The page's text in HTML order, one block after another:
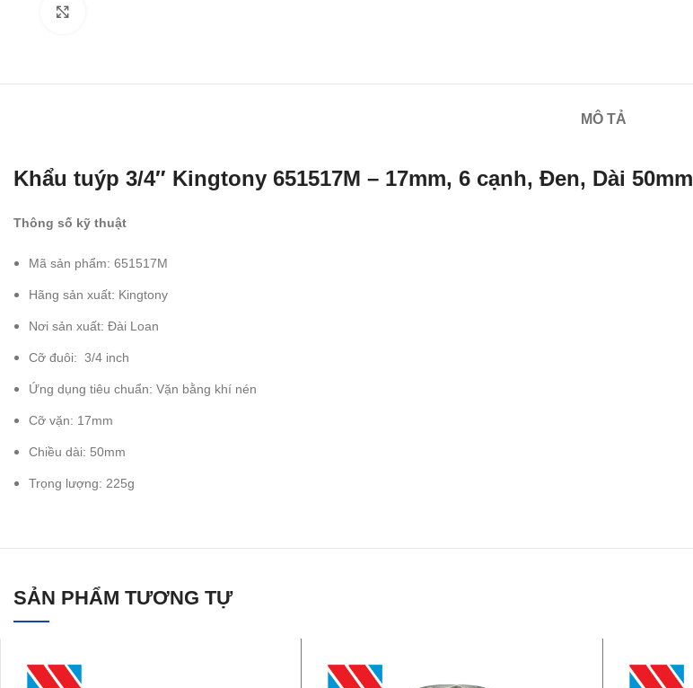
MÔ TẢ
Khẩu tuýp 3/4″ Kingtony 651517M – 17mm, 6 cạnh, Đen, Dài 50mm
Thông số kỹ thuật
Mã sản phẩm: 651517M
Hãng sản xuất: Kingtony
Nơi sản xuất: Đài Loan
Cỡ đuôi: 3/4 inch
Ứng dụng tiêu chuẩn: Vặn bằng khí nén
Cỡ vặn: 17mm
Chiều dài: 50mm
Trọng lượng: 225g
SẢN PHẨM TƯƠNG TỰ